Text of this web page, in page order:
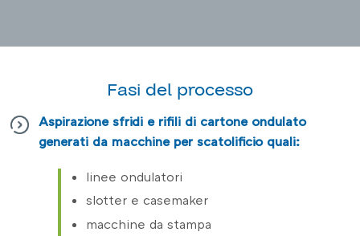
Fasi del processo
Aspirazione sfridi e rifili di cartone ondulato
generati da macchine per scatolificio quali:
linee ondulatori
slotter e casemaker
macchine da stampa